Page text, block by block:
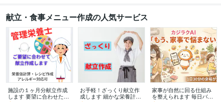
献立・食事メニュー作成の人気サービス
施設の１ヶ月分献立作成
します 要望に合わせたオ
お手軽！ざっくり献立作
成します 細かな栄養計算
家事が自然に回る仕組み
を整えられます 毎日バタ